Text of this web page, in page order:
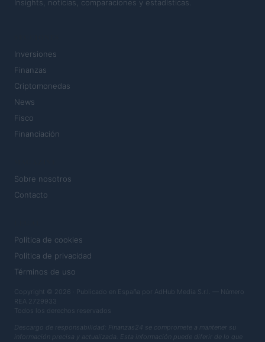
Insights, noticias, comparaciones y estadísticas.
Inversiones
Finanzas
Criptomonedas
News
Fisco
Financiación
Sobre nosotros
Contacto
Política de cookies
Política de privacidad
Términos de uso
Copyright © 2026 · Publicado en España por AdHub Media S.r.l. — Número
REA 2729933
Todos los derechos reservados
Descargo de responsabilidad: Finanzas24 se compromete a mantener su
información precisa y actualizada. Esta información puede diferir de lo que